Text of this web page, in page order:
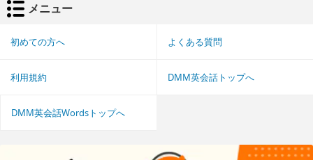
メニュー
初めての方へ よくある質問
利用規約 DMM英会話トップへ
DMM英会話Wordsトップへ